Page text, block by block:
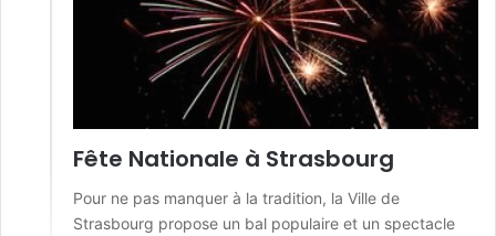
Fête Nationale à Strasbourg
Pour ne pas manquer à la tradition, la Ville de
Strasbourg propose un bal populaire et un spectacle